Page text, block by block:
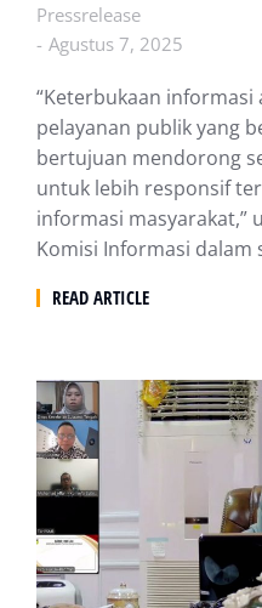
Pressrelease
Agustus 7, 2025
“Keterbukaan informasi
pelayanan publik yang
bertujuan mendorong
untuk lebih responsif
informasi masyarakat,”
Komisi Informasi dalam
READ ARTICLE